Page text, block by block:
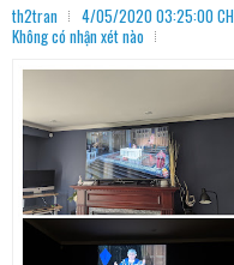
th2tran 4/05/2020 03:25:00 CH
Không có nhận xét nào